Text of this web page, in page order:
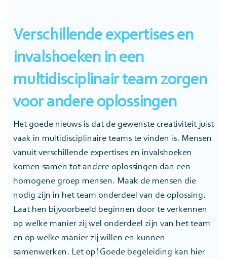
Verschillende expertises en
invalshoeken in een
multidisciplinair team zorgen
voor andere oplossingen
Het goede nieuws is dat de gewenste creativiteit juist
vaak in multidisciplinaire teams te vinden is. Mensen
vanuit verschillende expertises en invalshoeken
komen samen tot andere oplossingen dan een
homogene groep mensen. Maak de mensen die
nodig zijn in het team onderdeel van de oplossing.
Laat hen bijvoorbeeld beginnen door te verkennen
op welke manier zij wel onderdeel zijn van het team
en op welke manier zij willen en kunnen
samenwerken. Let op! Goede begeleiding kan hier